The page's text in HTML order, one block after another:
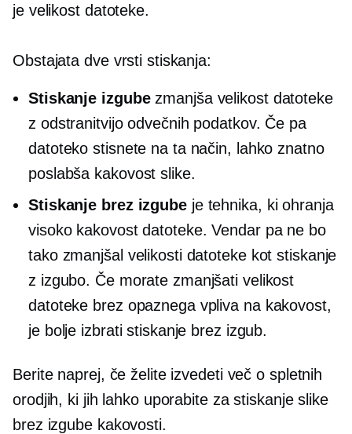
je velikost datoteke.
Obstajata dve vrsti stiskanja:
Stiskanje izgubezmanjša velikost datoteke
z odstranitvijo odvečnih podatkov. Če pa
datoteko stisnete na ta način, lahko znatno
poslabša kakovost slike.
Stiskanje brez izgubeje tehnika, ki ohranja
visoko kakovost datoteke. Vendar pa ne bo
tako zmanjšal velikosti datoteke kot stiskanje
z izgubo. Če morate zmanjšati velikost
datoteke brez opaznega vpliva na kakovost,
je bolje izbrati stiskanje brez izgub.
Berite naprej, če želite izvedeti več o spletnih
orodjih, ki jih lahko uporabite za stiskanje slike
brez izgube kakovosti.